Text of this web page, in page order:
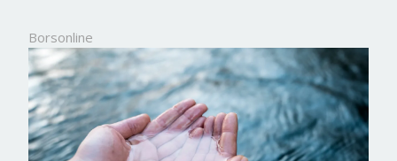
Borsonline